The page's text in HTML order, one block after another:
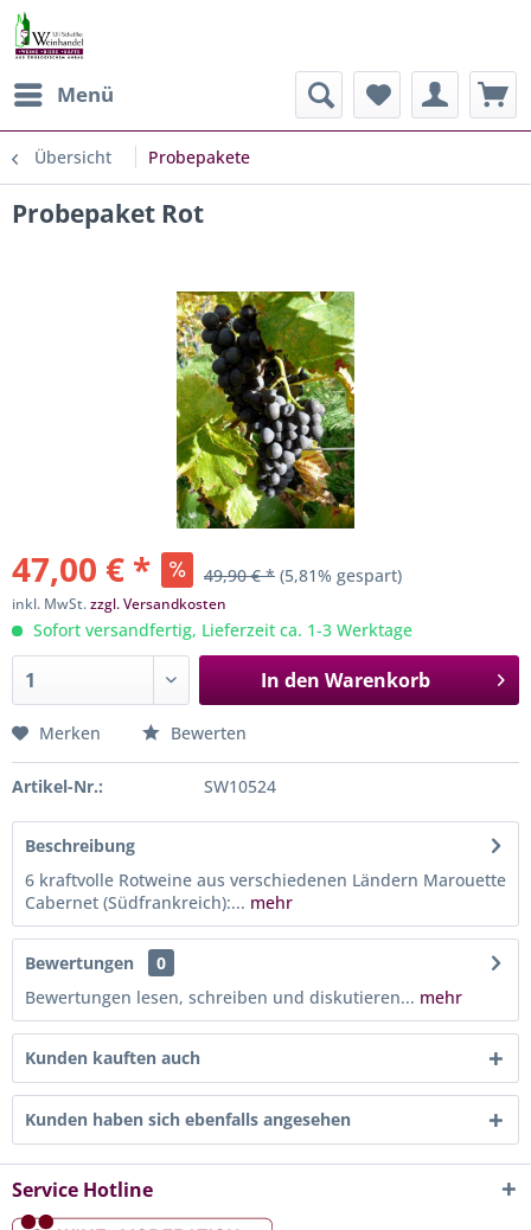
Menü
Übersicht Probepakete
Probepaket Rot
47,00 € * 49,90 € * (5,81% gespart)
inkl. MwSt.zzgl. Versandkosten
Sofort versandfertig, Lieferzeit ca. 1-3 Werktage
In den Warenkorb
Merken Bewerten
Artikel-Nr.: SW10524
Beschreibung
6 kraftvolle Rotweine aus verschiedenen Ländern Marouette
Cabernet (Südfrankreich):... mehr
Bewertungen
0
Bewertungen lesen, schreiben und diskutieren... mehr
Kunden kauften auch
Kunden haben sich ebenfalls angesehen
Service Hotline